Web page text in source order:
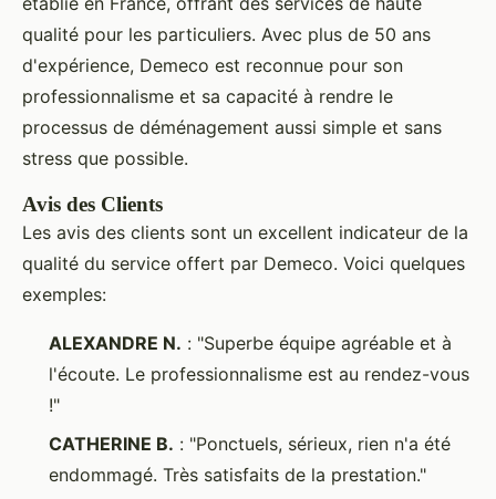
qualité pour les particuliers. Avec plus de 50 ans
d'expérience, Demeco est reconnue pour son
professionnalisme et sa capacité à rendre le
processus de déménagement aussi simple et sans
stress que possible.
Avis des Clients
Les avis des clients sont un excellent indicateur de la
qualité du service offert par Demeco. Voici quelques
exemples:
ALEXANDRE N. : "Superbe équipe agréable et à
l'écoute. Le professionnalisme est au rendez-vous
!"
CATHERINE B. : "Ponctuels, sérieux, rien n'a été
endommagé. Très satisfaits de la prestation."